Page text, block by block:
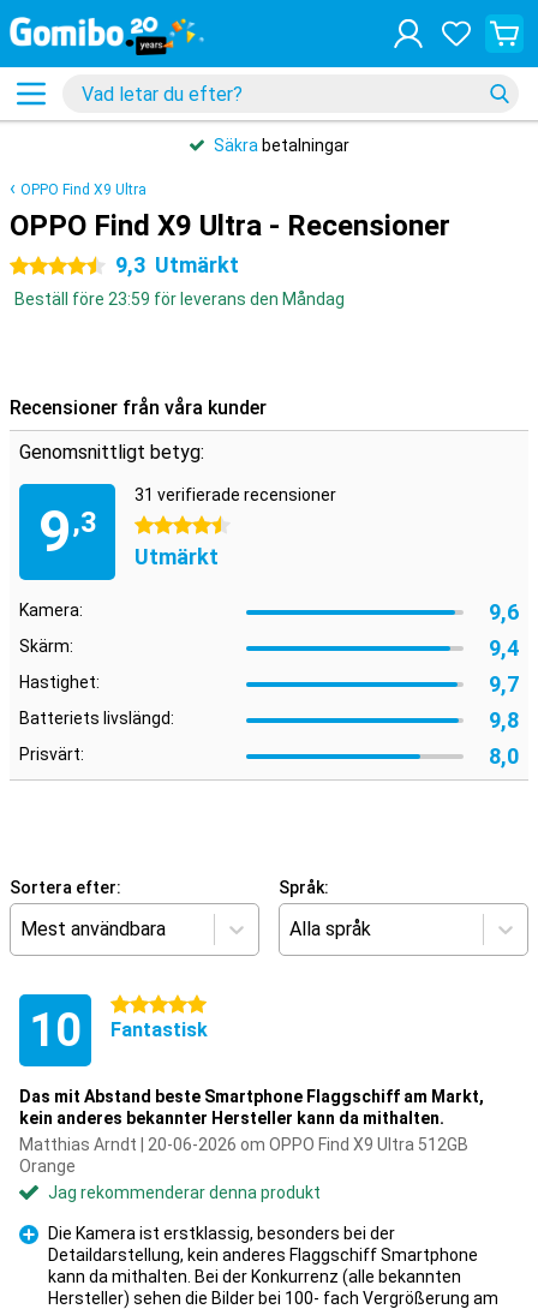
Säkra betalningar
OPPO Find X9 Ultra
OPPO Find X9 Ultra - Recensioner
4.5 stjärnor 9,3 Utmärkt
Beställ före 23:59 för leverans den Måndag
Recensioner från våra kunder
Genomsnittligt betyg:
9,3
31 verifierade recensioner
4.5 stjärnor
Utmärkt
Kamera: 9,6
Skärm: 9,4
Hastighet: 9,7
Batteriets livslängd: 9,8
Prisvärt: 8,0
Sortera efter:
Mest användbara
Språk:
Alla språk
10 5 stjärnor
Fantastisk
Das mit Abstand beste Smartphone Flaggschiff am Markt,
kein anderes bekannter Hersteller kann da mithalten.
Matthias Arndt | 20-06-2026 om OPPO Find X9 Ultra 512GB
Orange
Jag rekommenderar denna produkt
Die Kamera ist erstklassig, besonders bei der
Detaildarstellung, kein anderes Flaggschiff Smartphone
kann da mithalten. Bei der Konkurrenz (alle bekannten
Hersteller) sehen die Bilder bei 100- fach Vergrößerung am